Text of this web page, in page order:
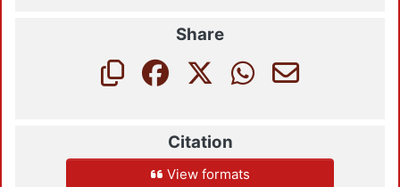
Share
Citation
View formats